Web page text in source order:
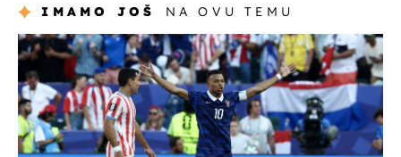
IMAMO JOŠ NA OVU TEMU
svjetsko prvenstvo 2026